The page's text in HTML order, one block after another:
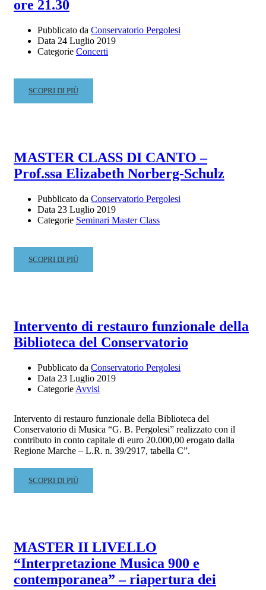
ore 21.30
Pubblicato da Conservatorio Pergolesi
Data 24 Luglio 2019
Categorie Concerti
READ
MORE
CONCERTO
PER
CIMBASSO
E
PIANOFORTE
25
–
ORE
21.30
SCOPRI DI PIÙ
MASTER CLASS DI CANTO –
Prof.ssa Elizabeth Norberg-Schulz
Pubblicato da Conservatorio Pergolesi
Data 23 Luglio 2019
Categorie Seminari Master Class
READ
MORE
CANTO
–
ELIZABETH
NORBERG-
SCHULZ
SCOPRI DI PIÙ
Intervento di restauro funzionale della
Biblioteca del Conservatorio
Pubblicato da Conservatorio Pergolesi
Data 23 Luglio 2019
Categorie Avvisi
Intervento di restauro funzionale della Biblioteca del
Conservatorio di Musica “G. B. Pergolesi” realizzato con il
contributo in conto capitale di euro 20.000,00 erogato dalla
Regione Marche – L.R. n. 39/2917, tabella C”.
READ
MORE
FUNZIONALE
DELLA
BIBLIOTECA
DEL
SCOPRI DI PIÙ
MASTER II LIVELLO
“Interpretazione Musica 900 e
contemporanea” – riapertura dei